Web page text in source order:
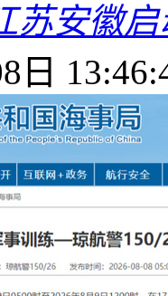
苏安徽
日